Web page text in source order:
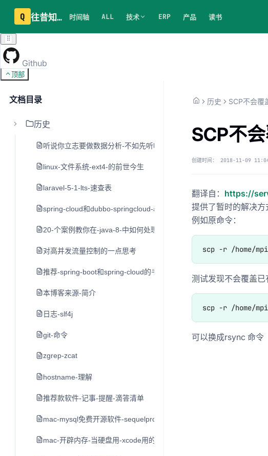
Q 往昔知识库 时间轴 ALL 技术 ERP 产品 读书
Github
顶部
文档目录
历史
听说你立志要做数据分析-不如先听听老司机的建议
linux-文件系统-ext4-的前世今生
laravel-5-1-lts-速查表
spring-cloud和dubbo-springcloud-alibaba
20-个案例教你在-java-8-中如何处理日期和时间
对高并发流量控制的一点思考
推荐-spring-boot和spring-cloud的书
本博客来源-简介
日志-slf4j
git-命令
zgrep-zcat
hostname-理解
推荐款软件-记事-提醒-滴答清单
mac-mysql免费开源软件-sequelpro
mac-开辟内存-当硬盘用-xcode用的-不推荐-留作学习用
历史 SCP不会覆
SCP不
创建时间： 2018-11-09
翻译自： https://
提供了暂时的解决方
例如原命令：
测试发现不会覆盖已
可以换成rsync 命令